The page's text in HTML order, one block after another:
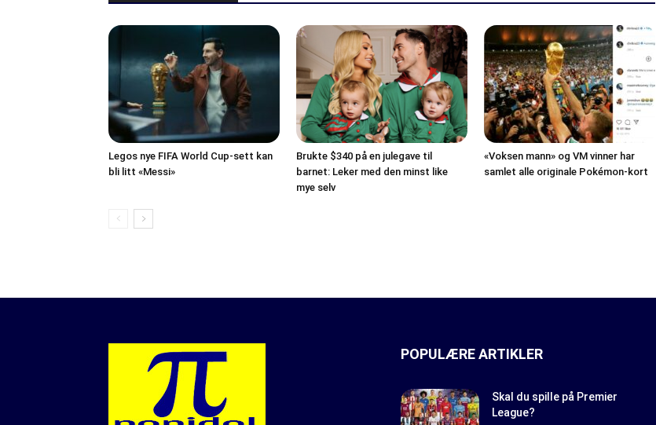
Legos nye FIFA World Cup-sett kan
bli litt «Messi»
Brukte $340 på en julegave til
barnet: Leker med den minst like
mye selv
«Voksen mann» og VM vinner har
samlet alle originale Pokémon-kort
POPULÆRE ARTIKLER
Skal du spille på Premier
League?